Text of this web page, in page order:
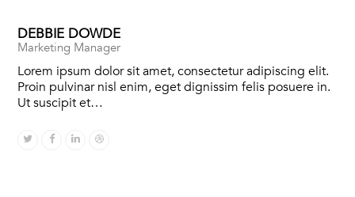
DEBBIE DOWDE
Marketing Manager
Lorem ipsum dolor sit amet, consectetur adipiscing elit.
Proin pulvinar nisl enim, eget dignissim felis posuere in.
Ut suscipit et…
TwitterFacebook
LinkedinDribbble